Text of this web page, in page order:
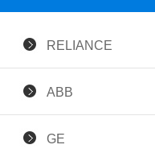
RELIANCE
ABB
GE